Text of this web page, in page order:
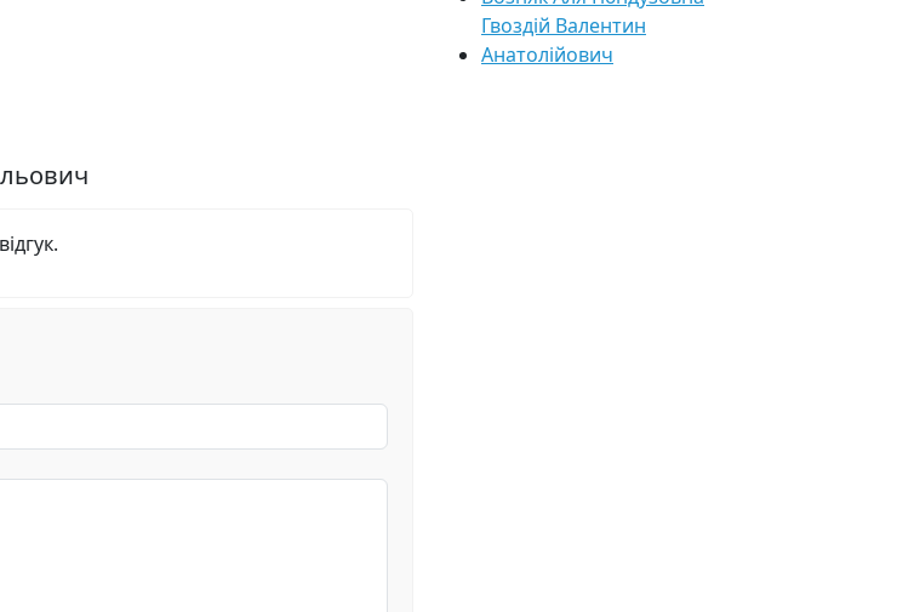
Гвоздій Валентин
Анатолійович